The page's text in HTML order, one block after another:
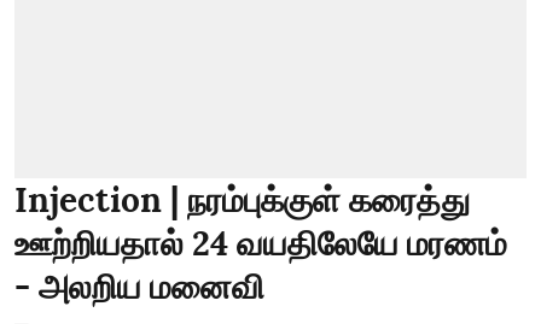
Injection | நரம்புக்குள் கரைத்து
ஊற்றியதால் 24 வயதிலேயே மரணம்
- அலறிய மனைவி